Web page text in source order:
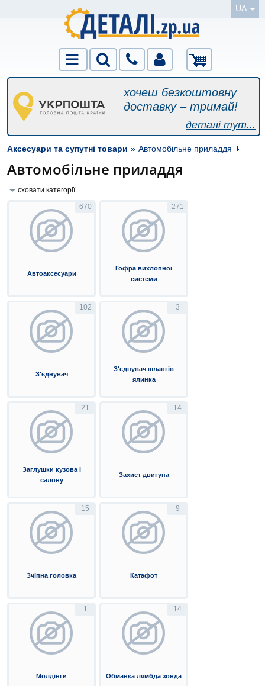
UA
хочеш безкоштовну
доставку – тримай!
деталі тут...
Аксесуари та супутні товари » Автомобільне приладдя
Автомобільне приладдя
сховати категорії
670
Автоаксесуари
271
Гофра вихлопної
системи
102
З'єднувач
3
З'єднувач шлангів
ялинка
21
Заглушки кузова і
салону
14
Захист двигуна
15
Зчіпна головка
9
Катафот
1
Молдінги
14
Обманка лямбда зонда